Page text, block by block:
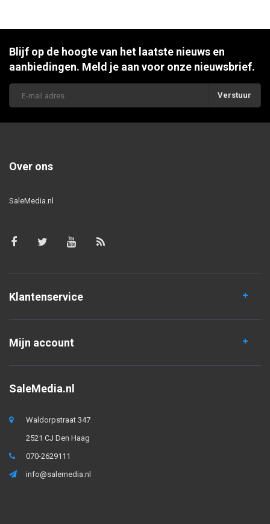
Blijf op de hoogte van het laatste nieuws en
aanbiedingen. Meld je aan voor onze nieuwsbrief.
Verstuur
Over ons
SaleMedia.nl
Klantenservice
Mijn account
SaleMedia.nl
Waldorpstraat 347
2521 CJ Den Haag
070-2629111
info@salemedia.nl